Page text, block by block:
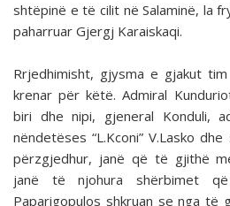
shtëpinë e të cilit në Salaminë, la
paharruar Gjergj Karaiskaqi.
Rrjedhimisht, gjysma e gjakut
krenar për këtë. Admiral
biri dhe nipi, gjeneral Konduli,
nëndetëses “L.Kconi” V.Lasko
përzgjedhur, janë që të gjithë
janë të njohura shërbimet
Paparigopulos shkruan se nga të